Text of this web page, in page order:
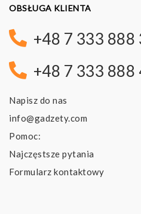
OBSŁUGA KLIENTA
+48 7 333 888
+48 7 333 888
Napisz do nas
info@gadzety.com
Pomoc:
Najczęstsze pytania
Formularz kontaktowy